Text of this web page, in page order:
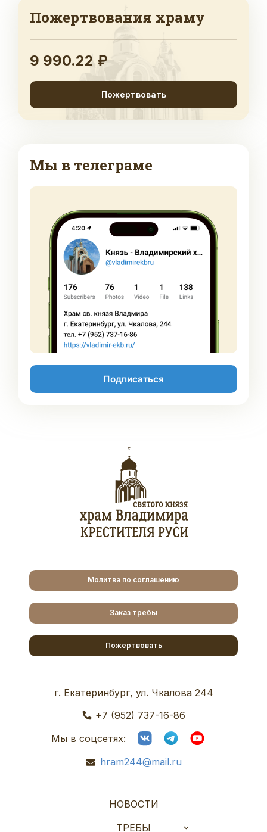
Пожертвования храму
9 990.22 ₽
Пожертвовать
Мы в телеграме
Подписаться
Молитва по соглашению
Заказ требы
Пожертвовать
г. Екатеринбург, ул. Чкалова 244
+7 (952) 737-16-86
Мы в соцсетях:
hram244@mail.ru
НОВОСТИ
ТРЕБЫ